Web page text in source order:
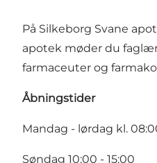
På Silkeborg Svane
apotek møder du
farmaceuter og
Åbningstider
Mandag - lørdag kl.
Søndag 10:00 - 15:00